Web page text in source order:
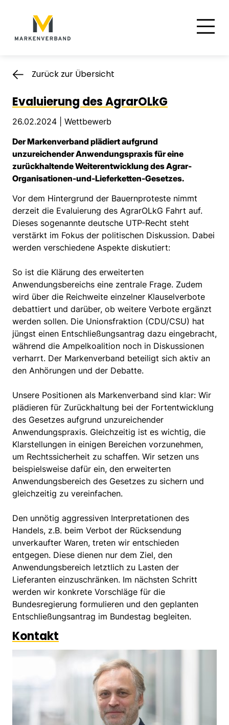
Hauptnavigation
Zurück zur Übersicht
Evaluierung des AgrarOLkG
26.02.2024 | Wettbewerb
Der Markenverband plädiert aufgrund
unzureichender Anwendungspraxis für eine
zurückhaltende Weiterentwicklung des Agrar-
Organisationen-und-Lieferketten-Gesetzes.
Vor dem Hintergrund der Bauernproteste nimmt
derzeit die Evaluierung des AgrarOLkG Fahrt auf.
Dieses sogenannte deutsche UTP-Recht steht
verstärkt im Fokus der politischen Diskussion. Dabei
werden verschiedene Aspekte diskutiert:
So ist die Klärung des erweiterten
Anwendungsbereichs eine zentrale Frage. Zudem
wird über die Reichweite einzelner Klauselverbote
debattiert und darüber, ob weitere Verbote ergänzt
werden sollen. Die Unionsfraktion (CDU/CSU) hat
jüngst einen Entschließungsantrag dazu eingebracht,
während die Ampelkoalition noch in Diskussionen
verharrt. Der Markenverband beteiligt sich aktiv an
den Anhörungen und der Debatte.
Unsere Positionen als Markenverband sind klar: Wir
plädieren für Zurückhaltung bei der Fortentwicklung
des Gesetzes aufgrund unzureichender
Anwendungspraxis. Gleichzeitig ist es wichtig, die
Klarstellungen in einigen Bereichen vorzunehmen,
um Rechtssicherheit zu schaffen. Wir setzen uns
beispielsweise dafür ein, den erweiterten
Anwendungsbereich des Gesetzes zu sichern und
gleichzeitig zu vereinfachen.
Den unnötig aggressiven Interpretationen des
Handels, z.B. beim Verbot der Rücksendung
unverkaufter Waren, treten wir entschieden
entgegen. Diese dienen nur dem Ziel, den
Anwendungsbereich letztlich zu Lasten der
Lieferanten einzuschränken. Im nächsten Schritt
werden wir konkrete Vorschläge für die
Bundesregierung formulieren und den geplanten
Entschließungsantrag im Bundestag begleiten.
Kontakt